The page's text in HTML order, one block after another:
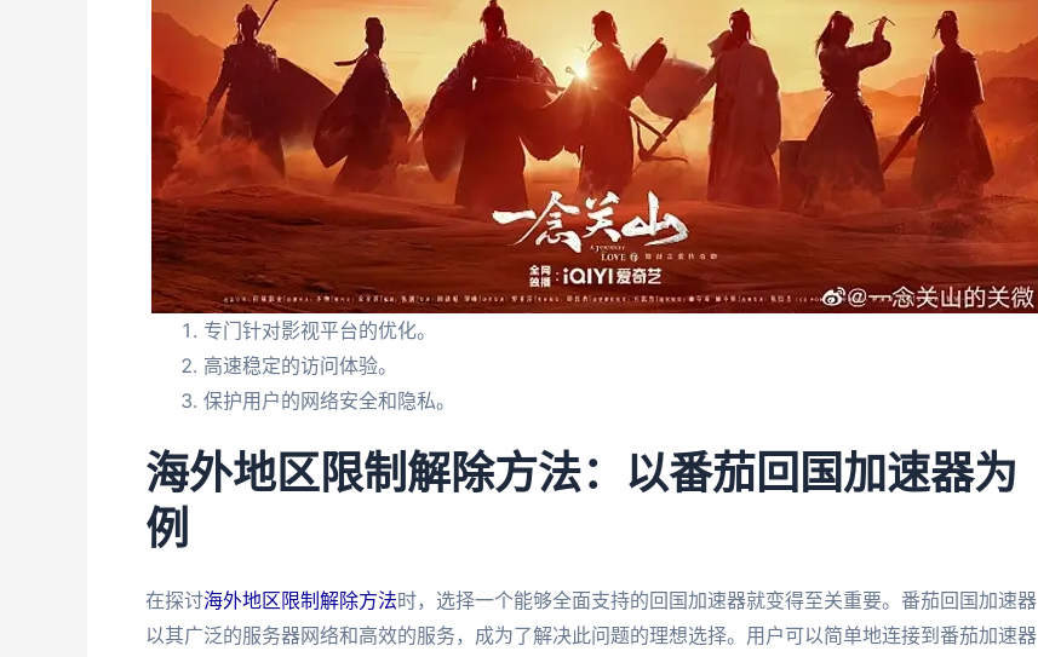
专门针对影视平台的优化。
高速稳定的访问体验。
保护用户的网络安全和隐私。
海外地区限制解除方法：以番茄回国加速器为
例
在探讨海外地区限制解除方法时，选择一个能够全面支持的回国加速器就变得至关重要。番茄回国加速器
以其广泛的服务器网络和高效的服务，成为了解决此问题的理想选择。用户可以简单地连接到番茄加速器